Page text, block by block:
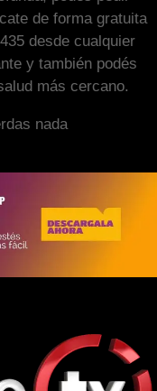
de forma gratuita
desde cualquier
y también podés
más cercano.
nada